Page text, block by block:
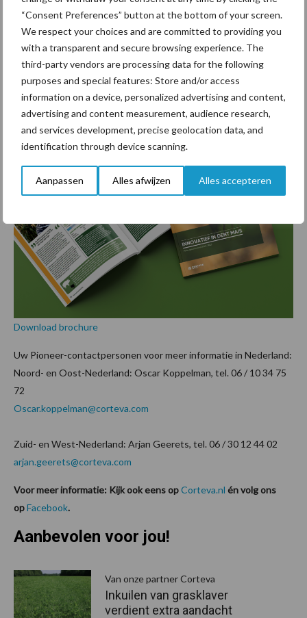
“Consent Preferences” button at the bottom of your screen.
We respect your choices and are committed to providing you
with a transparent and secure browsing experience. The
third-party vendors are processing data for the following
purposes and special features: Store and/or access
information on a device, personalized advertising and content,
advertising and content measurement, audience research,
and services development, precise geolocation data, and
identification through device scanning.
Aanpassen Alles afwijzen Alles accepteren
college-boeren hun maisrassenkeuze bepalen.
Download brochure
Uw Pioneer-contactpersonen voor meer informatie in Nederland:
Noord- en Oost-Nederland: Oscar Koppelman, tel. 06 / 10 34 75
72
Oscar.koppelman@corteva.com
Zuid- en West-Nederland: Arjan Geerets, tel. 06 / 30 12 44 02
arjan.geerets@corteva.com
Voor meer informatie: Kijk ook eens opCorteva.nl én volg ons
opFacebook.
Aanbevolen voor jou!
Van onze partner Corteva
Inkuilen van grasklaver
verdient extra aandacht